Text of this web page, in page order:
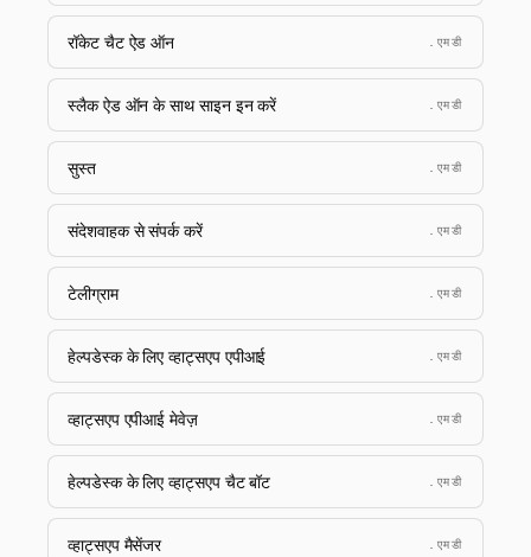
रॉकेट चैट ऐड ऑन .एमडी
स्लैक ऐड ऑन के साथ साइन इन करें .एमडी
सुस्त .एमडी
संदेशवाहक से संपर्क करें .एमडी
टेलीग्राम .एमडी
हेल्पडेस्क के लिए व्हाट्सएप एपीआई .एमडी
व्हाट्सएप एपीआई मेवेज़ .एमडी
हेल्पडेस्क के लिए व्हाट्सएप चैट बॉट .एमडी
व्हाट्सएप मैसेंजर .एमडी